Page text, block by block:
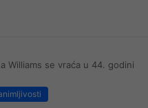
Williams se vraća u 44. godini